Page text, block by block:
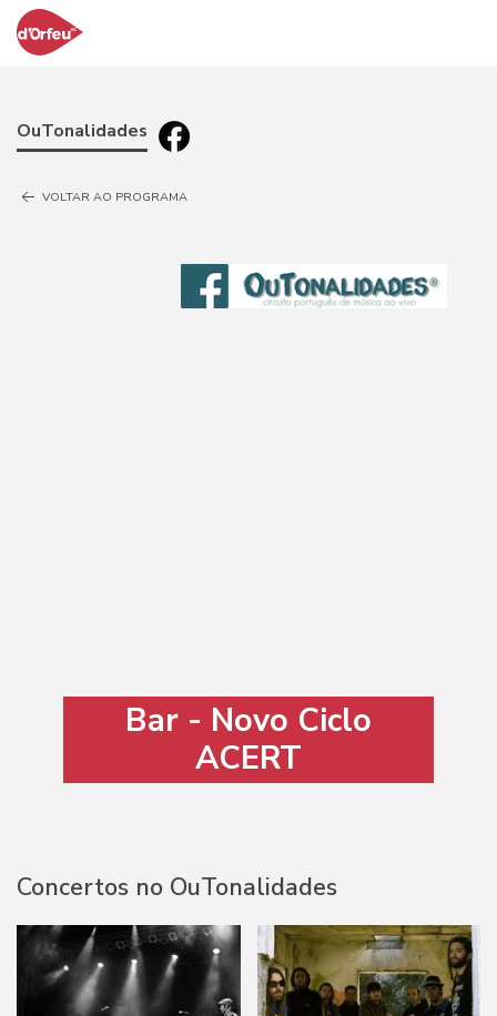
OuTonalidades
VOLTAR AO PROGRAMA
Bar - Novo Ciclo
ACERT
Concertos no OuTonalidades